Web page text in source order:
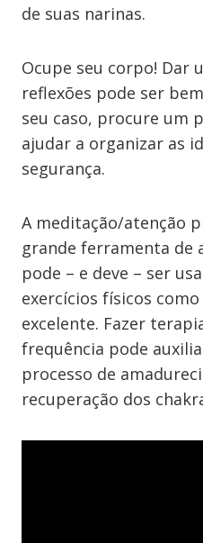
de suas narinas.
Ocupe seu corpo! Dar
reflexões pode ser
seu caso, procure um
ajudar a organizar as
segurança.
A meditação/atenção
grande ferramenta de
pode – e deve – ser
exercícios físicos
excelente. Fazer
frequência pode
processo de
recuperação dos